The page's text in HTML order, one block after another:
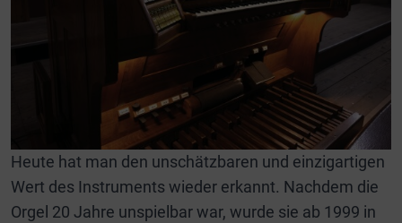
Heute hat man den unschätzbaren und einzigartigen
Wert des Instruments wieder erkannt. Nachdem die
Orgel 20 Jahre unspielbar war, wurde sie ab 1999 in